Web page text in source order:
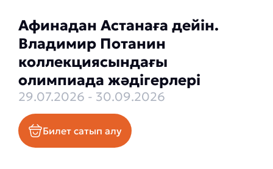
Афинадан Астанаға дейін.
Владимир Потанин
коллекциясындағы
олимпиада жәдігерлері
29.07.2026 - 30.09.2026
Билет сатып алу